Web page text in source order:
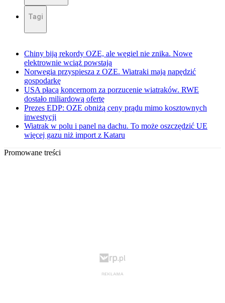
Tagi
Chiny biją rekordy OZE, ale węgiel nie znika. Nowe
elektrownie wciąż powstają
Norwegia przyspiesza z OZE. Wiatraki mają napędzić
gospodarkę
USA płacą koncernom za porzucenie wiatraków. RWE
dostało miliardową ofertę
Prezes EDP: OZE obniżą ceny prądu mimo kosztownych
inwestycji
Wiatrak w polu i panel na dachu. To może oszczędzić UE
więcej gazu niż import z Kataru
Promowane treści